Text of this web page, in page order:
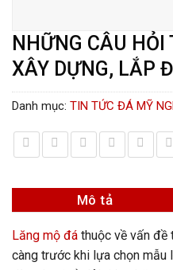
NHỮNG CÂU HỎI
XÂY DỰNG, LẮP
Danh mục: TIN TỨC ĐÁ MỸ
Mô tả
Lăng mộ đá thuộc về vấn đề
càng trước khi lựa chọn mẫu